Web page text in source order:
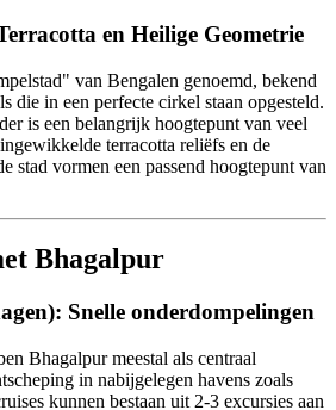
en Heilige Geometrie
van Bengalen genoemd, bekend
die in een perfecte cirkel staan opgesteld.
is een belangrijk hoogtepunt van veel
terracotta reliëfs en de
stad vormen een passend hoogtepunt van
Bhagalpur
Snelle onderdompelingen
Bhagalpur meestal als centraal
in nabijgelegen havens zoals
kunnen bestaan uit 2-3 excursies aan